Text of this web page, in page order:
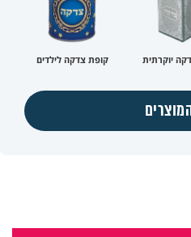
יוקרתית קופת צדקה לילדים